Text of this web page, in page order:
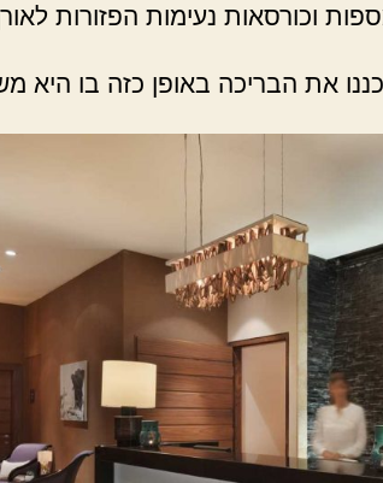
וכורסאות נעימות הפזורות
את הבריכה באופן כזה בו היא